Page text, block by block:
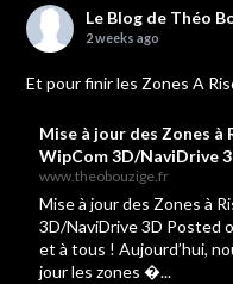
Le Blog de Théo
2 weeks ago
Et pour finir les Zones A
Mise à jour des Zones à
WipCom 3D/NaviDrive
www.theobouzige.fr
Mise à jour des Zones à
3D/NaviDrive 3D Posted
et à tous ! Aujourd’hui,
jour les zones �...